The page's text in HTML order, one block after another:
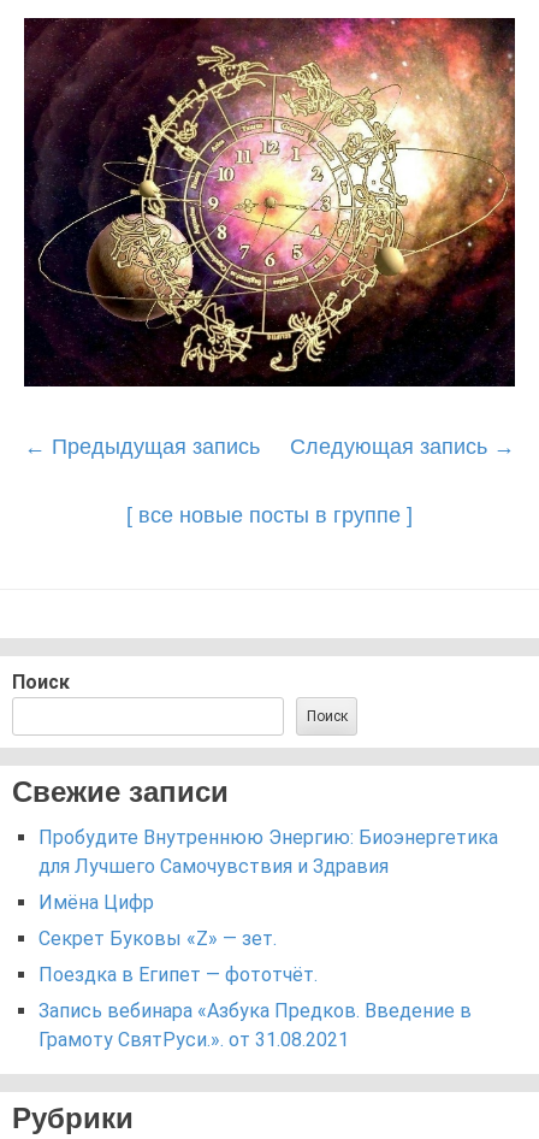
Post
← Предыдущая запись Следующая запись →
[ все новые посты в группе ]
Поиск
Поиск
Свежие записи
Пробудите Внутреннюю Энергию: Биоэнергетика
для Лучшего Самочувствия и Здравия
Имёна Цифр
Секрет Буковы «Z» — зет.
Поездка в Египет — фототчёт.
Запись вебинара «Азбука Предков. Введение в
Грамоту СвятРуси.». от 31.08.2021
Рубрики